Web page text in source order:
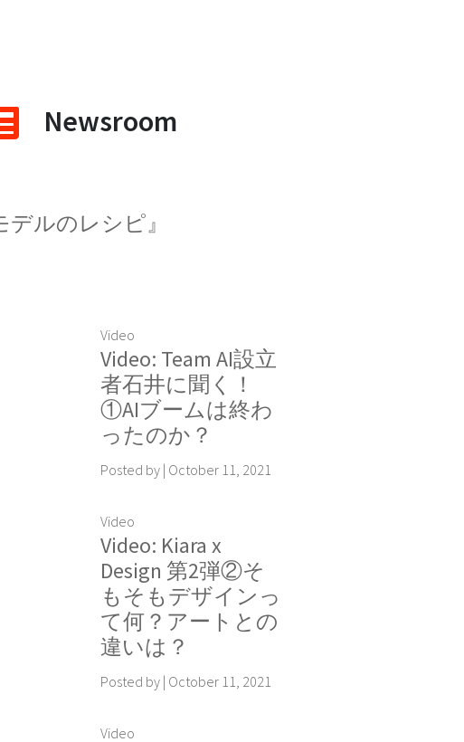
Newsroom
デルのレシピ』
Video
Video: Team AI設立
者石井に聞く！
①AIブームは終わ
ったのか？
Posted by | October 11, 2021
Video
Video: Kiara x
Design 第2弾②そ
もそもデザインっ
て何？アートとの
違いは？
Posted by | October 11, 2021
Video